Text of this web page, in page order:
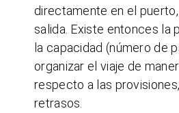
directamente en el
salida. Existe entonces la
la capacidad (número de
organizar el viaje de
respecto a las
retrasos.